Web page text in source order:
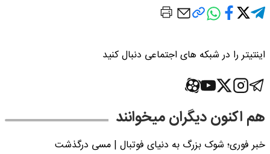
اینتیتر را در شبکه های اجتماعی دنبال کنید
هم اکنون دیگران میخوانند
خبر فوری؛‌ شوک بزرگ به دنیای فوتبال | مسی درگذشت